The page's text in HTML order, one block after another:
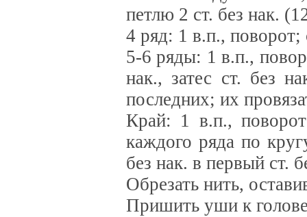
петлю 2 ст. без нак.
4 ряд: 1 в.п.,
5-6 ряды: 1 в.п.,
нак., затес ст. без
последних; их
Край: 1 в.п.,
каждого ряда по
без нак. в первый ст.
Обрезать нить,
Пришить уши к